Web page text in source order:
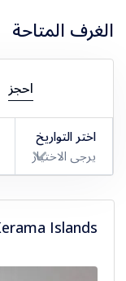
الغرف المتاحة
احجز
اختر التواريخ
يرجى الاختيار
Islands